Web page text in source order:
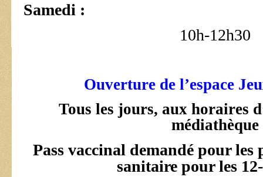
Samedi :
10h-12h30
Ouverture de l’espace
Tous les jours, aux horaires
médiathèque
Pass vaccinal demandé pour les
sanitaire pour les